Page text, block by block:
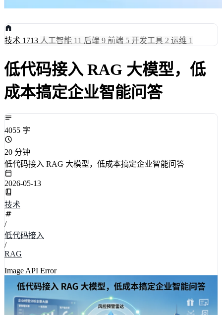
技术 1713 人工智能 11 后端 9 前端 5 开发工具 2 运维 1
低代码接入 RAG 大模型，低
成本搞定企业智能问答
4055 字
20 分钟
低代码接入 RAG 大模型，低成本搞定企业智能问答
2026-05-13
技术
/
低代码接入
/
RAG
Image API Error